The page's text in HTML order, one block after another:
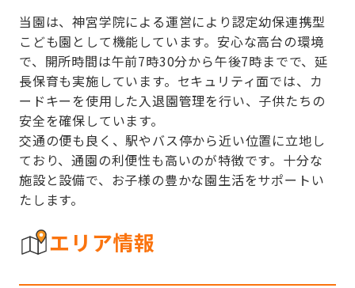
当園は、神宮学院による運営により認定幼保連携型
こども園として機能しています。安心な高台の環境
で、開所時間は午前7時30分から午後7時までで、延
長保育も実施しています。セキュリティ面では、カ
ードキーを使用した入退園管理を行い、子供たちの
安全を確保しています。
交通の便も良く、駅やバス停から近い位置に立地し
ており、通園の利便性も高いのが特徴です。十分な
施設と設備で、お子様の豊かな園生活をサポートい
たします。
エリア情報